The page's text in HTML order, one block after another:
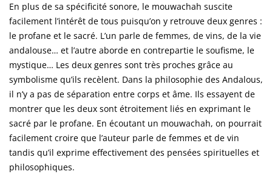
En plus de sa spécificité sonore, le mouwachah suscite
facilement l’intérêt de tous puisqu’on y retrouve deux genres :
le profane et le sacré. L’un parle de femmes, de vins, de la vie
andalouse… et l’autre aborde en contrepartie le soufisme, le
mystique… Les deux genres sont très proches grâce au
symbolisme qu’ils recèlent. Dans la philosophie des Andalous,
il n’y a pas de séparation entre corps et âme. Ils essayent de
montrer que les deux sont étroitement liés en exprimant le
sacré par le profane. En écoutant un mouwachah, on pourrait
facilement croire que l’auteur parle de femmes et de vin
tandis qu’il exprime effectivement des pensées spirituelles et
philosophiques.